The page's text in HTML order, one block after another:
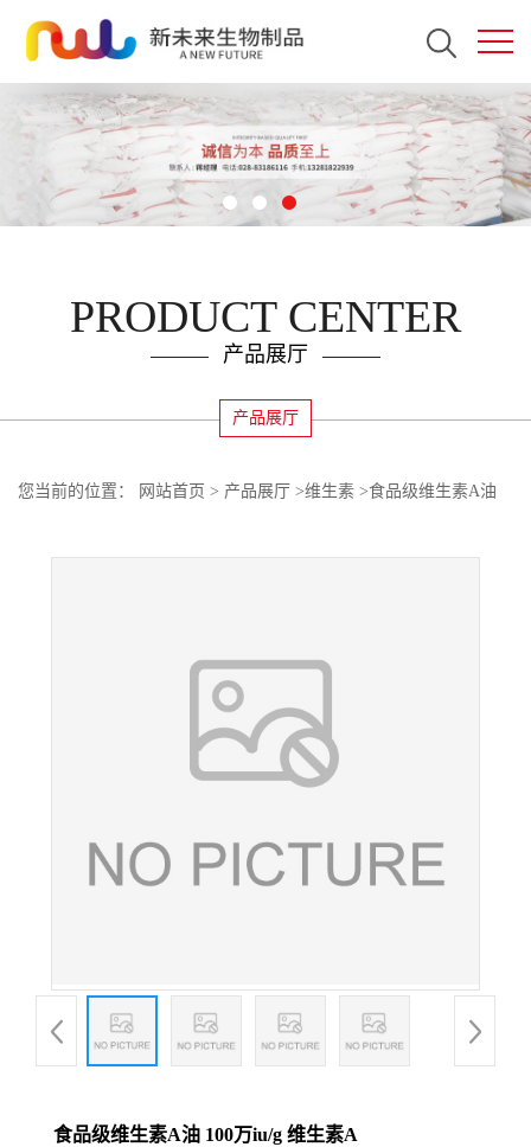
PRODUCT CENTER
产品展厅
产品展厅
您当前的位置： 网站首页 > 产品展厅 >维生素 >食品级维生素A油
食品级维生素A油 100万iu/g 维生素A